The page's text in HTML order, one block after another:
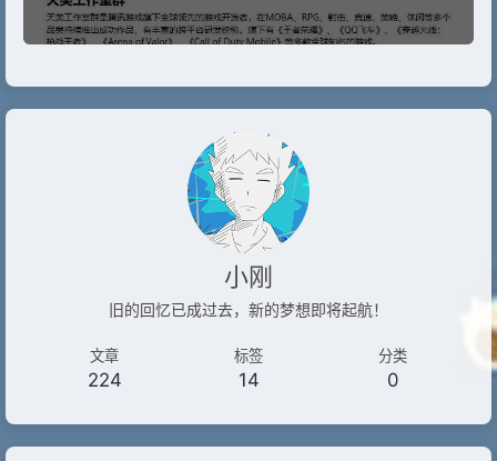
小刚
旧的回忆已成过去，新的梦想即将起航！
文章
224
标签
14
分类
0